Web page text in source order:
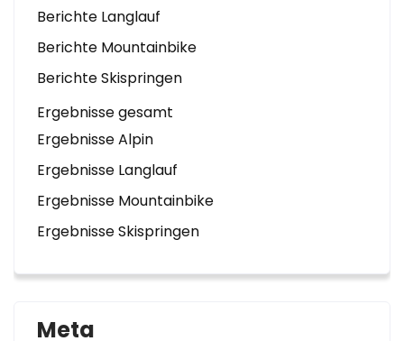
Berichte Langlauf
Berichte Mountainbike
Berichte Skispringen
Ergebnisse gesamt
Ergebnisse Alpin
Ergebnisse Langlauf
Ergebnisse Mountainbike
Ergebnisse Skispringen
Meta